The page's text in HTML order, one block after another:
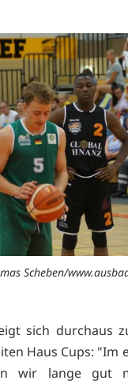
Scheben/
sich durchaus
Haus Cups: "Im
wir lange gut